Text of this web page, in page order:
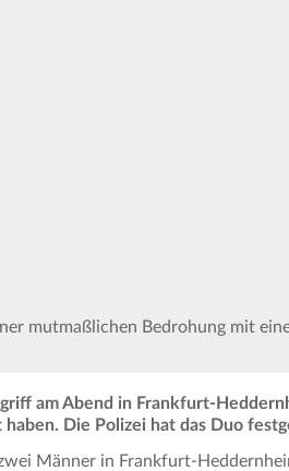
mutmaßlichen Bedrohung mit
am Abend in Frankfurt-
Die Polizei hat das Duo
Männer in Frankfurt-